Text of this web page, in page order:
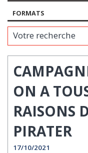
FORMATS
Votre recherche
ON A
RAISONS
PIRATER
17/10/2021